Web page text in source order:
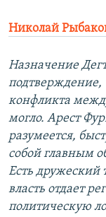
Николай
Назначение
подтверждение,
конфликта
могло. Арест
разумеется,
собой главным
Есть дружеский
власть отдает
политическую